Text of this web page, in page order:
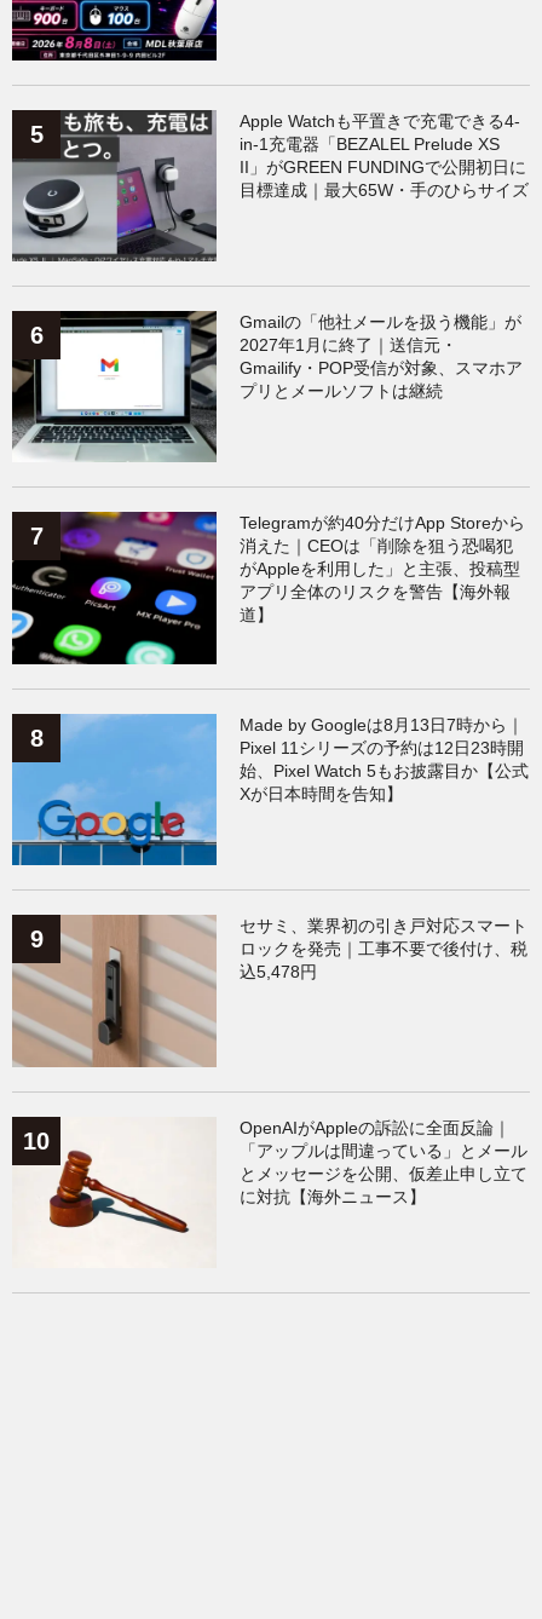
Apple Watchも平置きで充電できる4-
in-1充電器「BEZALEL Prelude XS
II」がGREEN FUNDINGで公開初日に
目標達成｜最大65W・手のひらサイズ
Gmailの「他社メールを扱う機能」が
2027年1月に終了｜送信元・
Gmailify・POP受信が対象、スマホア
プリとメールソフトは継続
Telegramが約40分だけApp Storeから
消えた｜CEOは「削除を狙う恐喝犯
がAppleを利用した」と主張、投稿型
アプリ全体のリスクを警告【海外報
道】
Made by Googleは8月13日7時から｜
Pixel 11シリーズの予約は12日23時開
始、Pixel Watch 5もお披露目か【公式
Xが日本時間を告知】
セサミ、業界初の引き戸対応スマート
ロックを発売｜工事不要で後付け、税
込5,478円
OpenAIがAppleの訴訟に全面反論｜
「アップルは間違っている」とメール
とメッセージを公開、仮差止申し立て
に対抗【海外ニュース】